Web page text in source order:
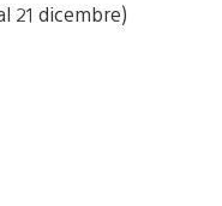
21 dicembre)